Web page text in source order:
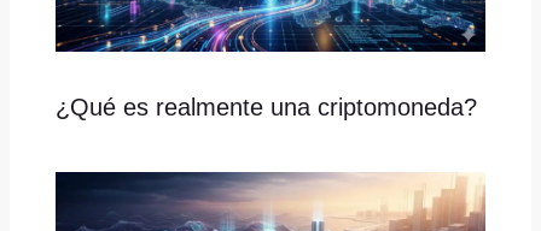
¿Qué es realmente una criptomoneda?